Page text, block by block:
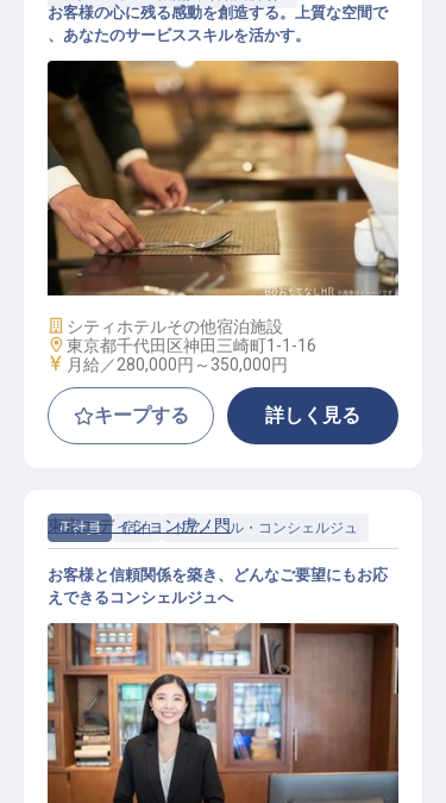
サービス課／マネージャー候補
お客様の心に残る感動を創造する。上質な空間で
、あなたのサービススキルを活かす。
施設業態
シティホテルその他宿泊施設
勤務地
東京都千代田区神田三崎町1-1-16
給与
月給／280,000円～ 350,000円
キープする 詳しく見る
正社員 宿泊 ドア・ベル・コンシェルジュ
東京エディション虎ノ門
お客様と信頼関係を築き、どんなご要望にもお応
えできるコンシェルジュへ